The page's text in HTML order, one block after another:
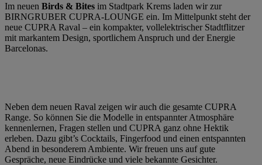
Im neuen Birds & Bites im Stadtpark Krems laden wir zur
BIRNGRUBER CUPRA-LOUNGE ein. Im Mittelpunkt steht der
neue CUPRA Raval – ein kompakter, vollelektrischer Stadtflitzer
mit markantem Design, sportlichem Anspruch und der Energie
Barcelonas.
Neben dem neuen Raval zeigen wir auch die gesamte CUPRA
Range. So können Sie die Modelle in entspannter Atmosphäre
kennenlernen, Fragen stellen und CUPRA ganz ohne Hektik
erleben. Dazu gibt’s Cocktails, Fingerfood und einen entspannten
Abend in besonderem Ambiente. Wir freuen uns auf gute
Gespräche, neue Eindrücke und viele bekannte Gesichter.